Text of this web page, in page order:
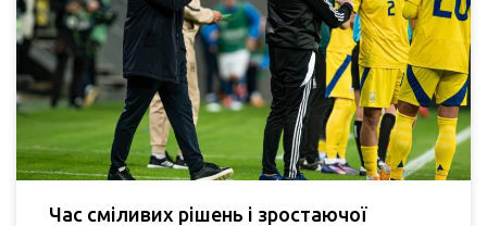
Час сміливих рішень і зростаючої